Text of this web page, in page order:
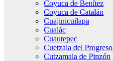
Coyuca de Benítez
Coyuca de Catalán
Cuajinicuilapa
Cualác
Cuautepec
Cuetzala del Progreso
Cutzamala de Pinzón